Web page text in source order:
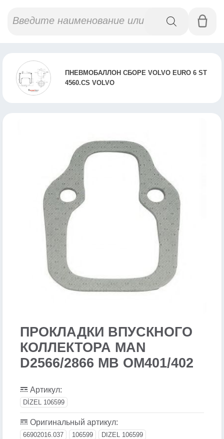
товаров
ПНЕВМОБАЛЛОН СБОРЕ VOLVO EURO 6 ST
4560.CS VOLVO
ПРОКЛАДКИ ВПУСКНОГО
КОЛЛЕКТОРА MAN
D2566/2866 MB OM401/402
Артикул:
DİZEL 106599
Оригинальный артикул:
66902016.037 106599
DIZEL 106599